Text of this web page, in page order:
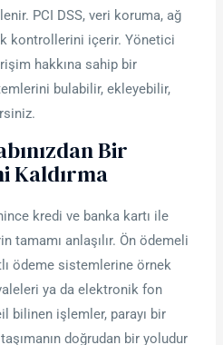
PCI DSS, veri koruma, ağ
kontrollerini içerir. Yönetici
hakkına sahip bir
bulabilir, ekleyebilir,
Bir
Kaldırma
kredi ve banka kartı ile
tamamı anlaşılır. Ön ödemeli
ödeme sistemlerine örnek
ya da elektronik fon
bilinen işlemler, parayı bir
doğrudan bir yoludur